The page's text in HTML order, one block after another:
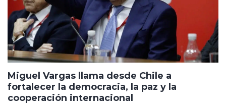
Miguel Vargas llama desde Chile a
fortalecer la democracia, la paz y la
cooperación internacional